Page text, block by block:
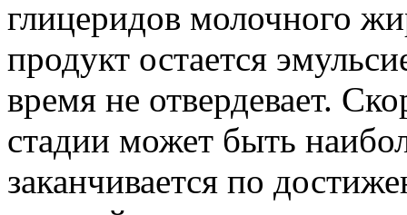
глицеридов молочного
продукт остается
время не отвердевает.
стадии может быть
заканчивается по